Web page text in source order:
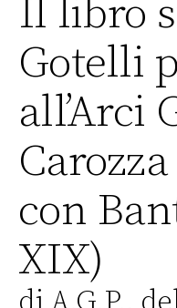
Il libro
Gotelli
all’Arci
con
XIX)